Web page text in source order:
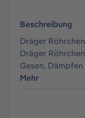
Beschreibung
Dräger
Dräger
Gasen,
Mehr